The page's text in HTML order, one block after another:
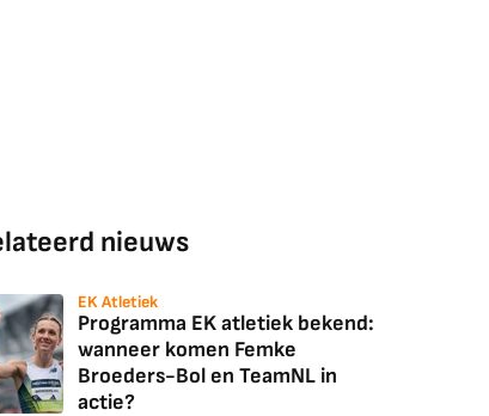
nieuws
EK Atletiek
Programma EK atletiek bekend:
wanneer komen Femke
Broeders-Bol en TeamNL in
actie?